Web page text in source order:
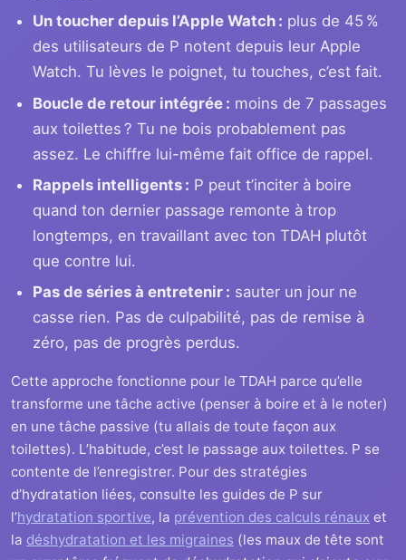
Un toucher depuis l’Apple Watch : plus de 45 %
des utilisateurs de P notent depuis leur Apple
Watch. Tu lèves le poignet, tu touches, c’est fait.
Boucle de retour intégrée : moins de 7 passages
aux toilettes ? Tu ne bois probablement pas
assez. Le chiffre lui-même fait office de rappel.
Rappels intelligents : P peut t’inciter à boire
quand ton dernier passage remonte à trop
longtemps, en travaillant avec ton TDAH plutôt
que contre lui.
Pas de séries à entretenir : sauter un jour ne
casse rien. Pas de culpabilité, pas de remise à
zéro, pas de progrès perdus.
Cette approche fonctionne pour le TDAH parce qu’elle
transforme une tâche active (penser à boire et à le noter)
en une tâche passive (tu allais de toute façon aux
toilettes). L’habitude, c’est le passage aux toilettes. P se
contente de l’enregistrer. Pour des stratégies
d’hydratation liées, consulte les guides de P sur
l’hydratation sportive, la prévention des calculs rénaux et
la déshydratation et les migraines (les maux de tête sont